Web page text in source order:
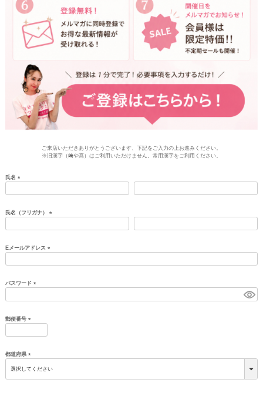
ご来店いただきありがとうございます、下記をご入力の上お進みください。
※旧漢字（﨑や髙）はご利用いただけません。常用漢字をご利用ください。
氏名
須)
氏名（フリガナ）
須)
Eメールアドレス
須)
パスワード
須)
郵便番号
須)
都道府県
須)